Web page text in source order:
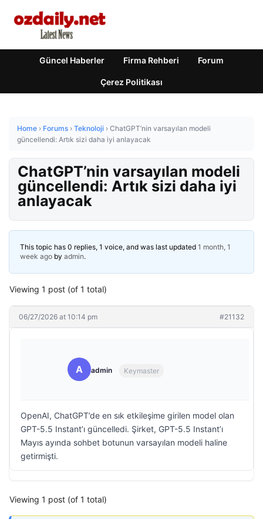
Güncel Haberler Firma Rehberi Forum
Çerez Politikası
Home › Forums › Teknoloji › ChatGPT’nin varsayılan modeli
güncellendi: Artık sizi daha iyi anlayacak
ChatGPT’nin varsayılan modeli
güncellendi: Artık sizi daha iyi
anlayacak
This topic has 0 replies, 1 voice, and was last updated 1 month, 1
week ago by admin.
Viewing 1 post (of 1 total)
06/27/2026 at 10:14 pm #21132
A admin Keymaster
OpenAI, ChatGPT’de en sık etkileşime girilen model olan
GPT-5.5 Instant’ı güncelledi. Şirket, GPT-5.5 Instant’ı
Mayıs ayında sohbet botunun varsayılan modeli haline
getirmişti.
Viewing 1 post (of 1 total)